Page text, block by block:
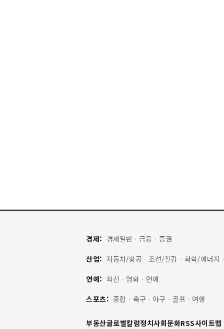
경제: 경제일반 · 금융 · 증권
산업: 자동차/항공 · 조선/철강 · 화학/에너지 ·
연예: 최신 · 영화 · 연예
스포츠: 종합 · 축구 · 야구 · 골프 · 여행
부동산글로벌칼럼정치사회문화RSS사이트맵